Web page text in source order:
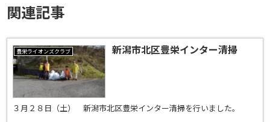
関連記事
豊栄ライオンズクラブ 新潟市北区豊栄インター清掃
３月２８日（土） 新潟市北区豊栄インター清掃を行いました。